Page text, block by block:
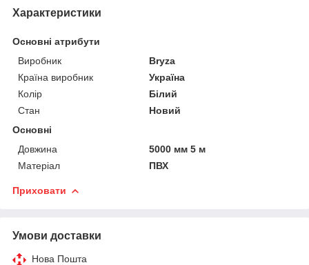
Характеристики
Основні атрибути
Виробник
Bryza
Країна виробник
Україна
Колір
Білий
Стан
Новий
Основні
Довжина
5000 мм 5 м
Матеріал
ПВХ
Приховати
Умови доставки
Нова Пошта